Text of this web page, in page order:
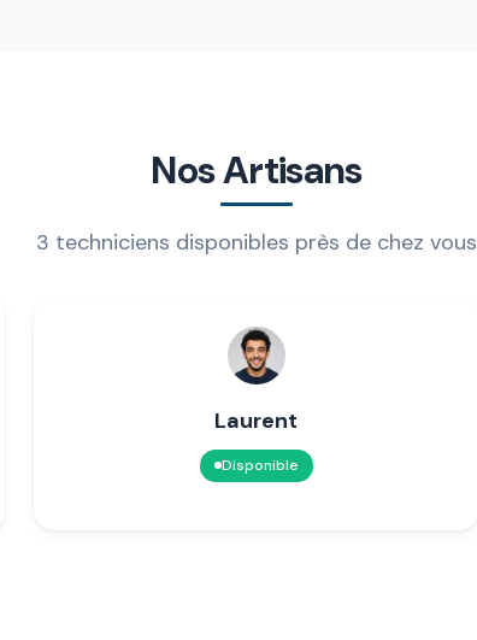
Nos Artisans
3 techniciens disponibles près de chez vous
Laurent
Disponible